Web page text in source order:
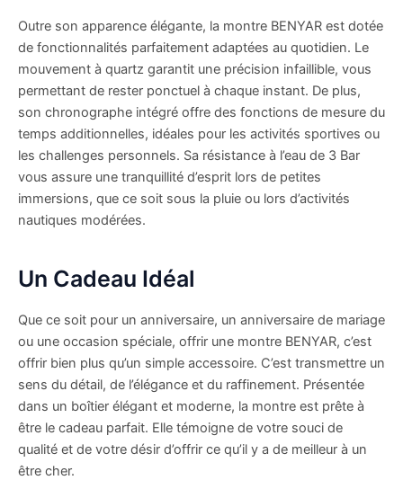
Outre son apparence élégante, la montre BENYAR est dotée
de fonctionnalités parfaitement adaptées au quotidien. Le
mouvement à quartz garantit une précision infaillible, vous
permettant de rester ponctuel à chaque instant. De plus,
son chronographe intégré offre des fonctions de mesure du
temps additionnelles, idéales pour les activités sportives ou
les challenges personnels. Sa résistance à l’eau de 3 Bar
vous assure une tranquillité d’esprit lors de petites
immersions, que ce soit sous la pluie ou lors d’activités
nautiques modérées.
Un Cadeau Idéal
Que ce soit pour un anniversaire, un anniversaire de mariage
ou une occasion spéciale, offrir une montre BENYAR, c’est
offrir bien plus qu’un simple accessoire. C’est transmettre un
sens du détail, de l’élégance et du raffinement. Présentée
dans un boîtier élégant et moderne, la montre est prête à
être le cadeau parfait. Elle témoigne de votre souci de
qualité et de votre désir d’offrir ce qu’il y a de meilleur à un
être cher.